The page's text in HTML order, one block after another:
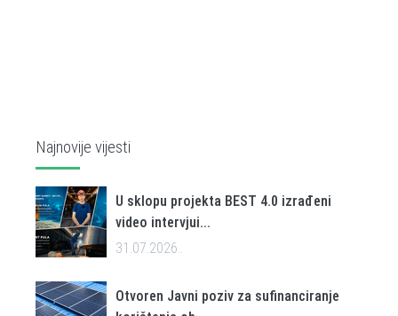
Najnovije vijesti
U sklopu projekta BEST 4.0 izrađeni
video intervjui...
31.07.2026..
Otvoren Javni poziv za sufinanciranje